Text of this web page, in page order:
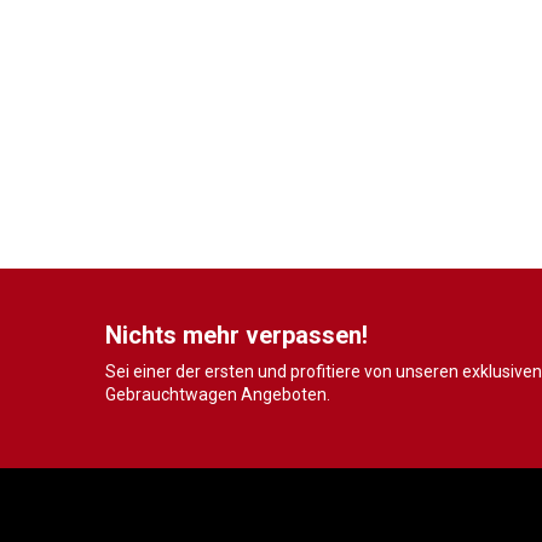
Nichts mehr verpassen!
Sei einer der ersten und profitiere von unseren exklusiven
Gebrauchtwagen Angeboten.